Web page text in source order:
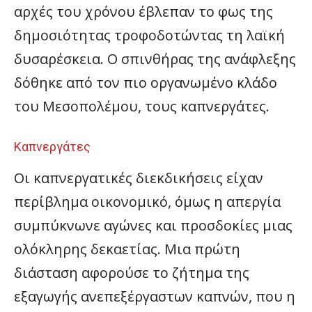
αρχές του χρόνου έβλεπαν το φως της
δημοσιότητας τροφοδοτώντας τη λαϊκή
δυσαρέσκεια. Ο σπινθήρας της ανάφλεξης
δόθηκε από τον πιο οργανωμένο κλάδο
του Μεσοπολέμου, τους καπνεργάτες.
Καπνεργάτες
Οι καπνεργατικές διεκδικήσεις είχαν
περίβλημα οικονομικό, όμως η απεργία
συμπύκνωνε αγώνες και προσδοκίες μιας
ολόκληρης δεκαετίας. Μια πρώτη
διάσταση αφορούσε το ζήτημα της
εξαγωγής ανεπεξέργαστων καπνών, που η